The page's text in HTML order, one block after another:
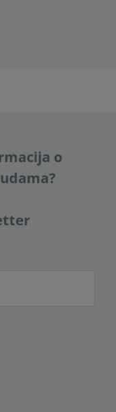
o